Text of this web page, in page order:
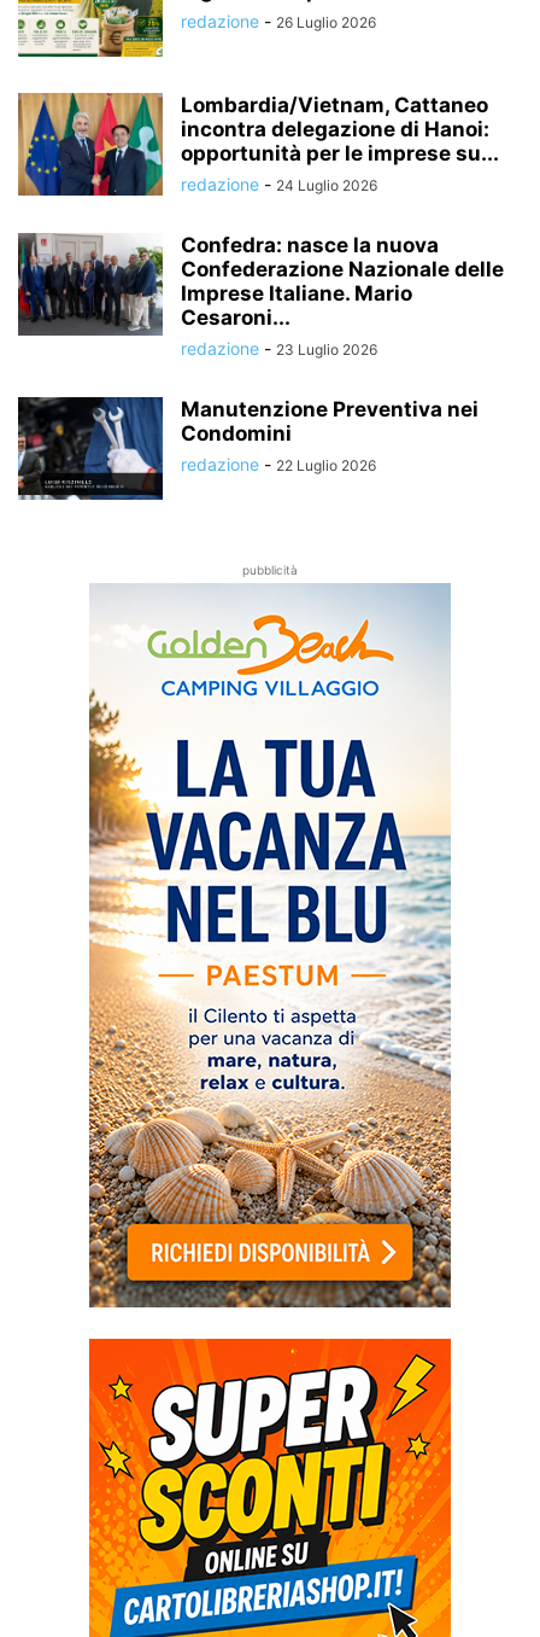
redazione - 26 Luglio 2026
Lombardia/Vietnam, Cattaneo
incontra delegazione di Hanoi:
opportunità per le imprese su...
redazione - 24 Luglio 2026
Confedra: nasce la nuova
Confederazione Nazionale delle
Imprese Italiane. Mario
Cesaroni...
redazione - 23 Luglio 2026
Manutenzione Preventiva nei
Condomini
redazione - 22 Luglio 2026
pubblicità